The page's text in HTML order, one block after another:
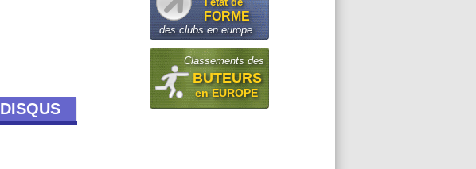
DISQUS
FORME
des clubs en europe
Classements des
BUTEURS
en EUROPE